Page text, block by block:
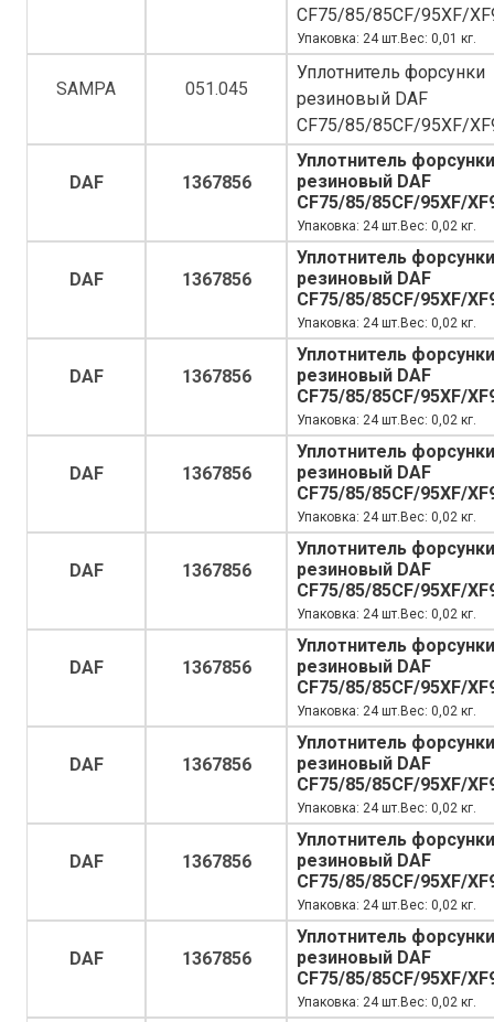
CF75/85/85CF/95XF/
Упаковка: 24 шт.Вес: 0,01 кг.
SAMPA 051.045
Уплотнитель форсунки
резиновый DAF
CF75/85/85CF/95XF/
DAF 1367856
Уплотнитель форсунки
резиновый DAF
CF75/85/85CF/95XF/
Упаковка: 24 шт.Вес: 0,02 кг.
DAF 1367856
Уплотнитель форсунки
резиновый DAF
CF75/85/85CF/95XF/
Упаковка: 24 шт.Вес: 0,02 кг.
DAF 1367856
Уплотнитель форсунки
резиновый DAF
CF75/85/85CF/95XF/
Упаковка: 24 шт.Вес: 0,02 кг.
DAF 1367856
Уплотнитель форсунки
резиновый DAF
CF75/85/85CF/95XF/
Упаковка: 24 шт.Вес: 0,02 кг.
DAF 1367856
Уплотнитель форсунки
резиновый DAF
CF75/85/85CF/95XF/
Упаковка: 24 шт.Вес: 0,02 кг.
DAF 1367856
Уплотнитель форсунки
резиновый DAF
CF75/85/85CF/95XF/
Упаковка: 24 шт.Вес: 0,02 кг.
DAF 1367856
Уплотнитель форсунки
резиновый DAF
CF75/85/85CF/95XF/
Упаковка: 24 шт.Вес: 0,02 кг.
DAF 1367856
Уплотнитель форсунки
резиновый DAF
CF75/85/85CF/95XF/
Упаковка: 24 шт.Вес: 0,02 кг.
DAF 1367856
Уплотнитель форсунки
резиновый DAF
CF75/85/85CF/95XF/
Упаковка: 24 шт.Вес: 0,02 кг.